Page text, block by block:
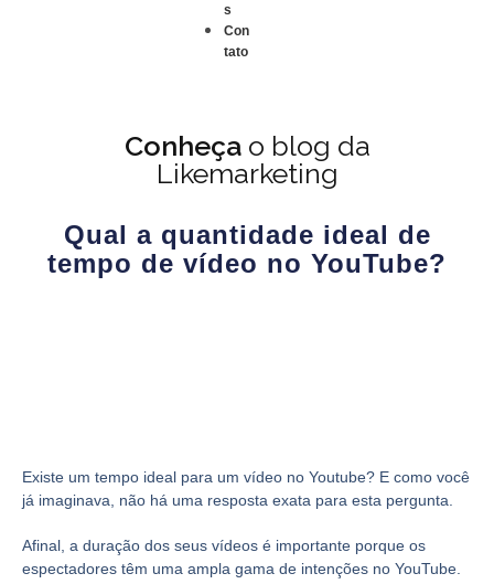
s
Con
tato
Conheça o blog da
Likemarketing
Qual a quantidade ideal de
tempo de vídeo no YouTube?
Existe um tempo ideal para um vídeo no Youtube? E como você
já imaginava, não há uma resposta exata para esta pergunta.
Afinal, a duração dos seus vídeos é importante porque os
espectadores têm uma ampla gama de intenções no YouTube.